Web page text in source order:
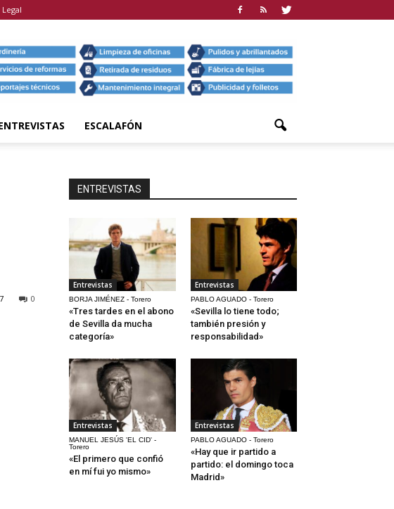
ESCALAFÓN
0
ENTREVISTAS
Entrevistas
BORJA JIMÉNEZ - Torero
«Tres tardes en el abono
de Sevilla da mucha
categoría»
Entrevistas
PABLO AGUADO - Torero
«Sevilla lo tiene todo;
también presión y
responsabilidad»
Entrevistas
MANUEL JESÚS 'EL CID' -
Torero
«El primero que confió
en mí fui yo mismo»
Entrevistas
PABLO AGUADO - Torero
«Hay que ir partido a
partido: el domingo toca
Madrid»